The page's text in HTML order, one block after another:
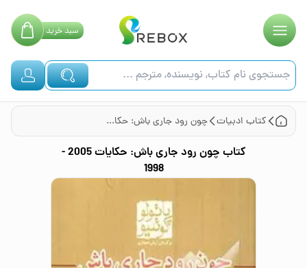
سبدخرید
کتاب ادبیات چون رود جاری باش: حکایات 2005 - 1998
کتاب
چون رود جاری باش: حکایات 2005 -
1998